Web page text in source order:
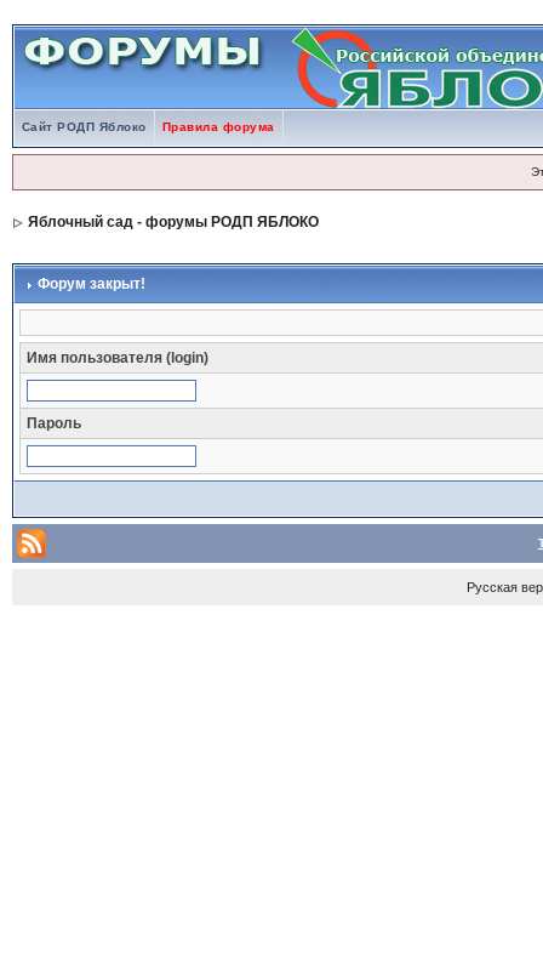
Сайт РОДП Яблоко Правила форума
Яблочный сад - форумы РОДП ЯБЛОКО
Форум закрыт!
Имя пользователя (login)
Пароль
Русская